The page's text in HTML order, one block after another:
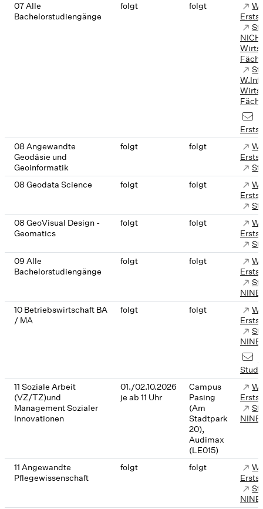
07 Alle
Bachelorstudiengänge
folgt folgt
W.Inf
08 Angewandte
Geodäsie und
Geoinformatik
folgt folgt
08 Geodata Science
folgt folgt
08 GeoVisual Design -
Geomatics
folgt folgt
09 Alle
Bachelorstudiengänge
folgt folgt
NINE
10 Betriebswirtschaft BA
/ MA
folgt folgt
NINE
11 Soziale Arbeit
(VZ/TZ)und
Management Sozialer
Innovationen
01./02.10.2026
je ab 11 Uhr
Campus
Pasing
(Am
Stadtpark
20),
Audimax
(LE015)
NINE
11 Angewandte
Pflegewissenschaft
folgt folgt
NINE